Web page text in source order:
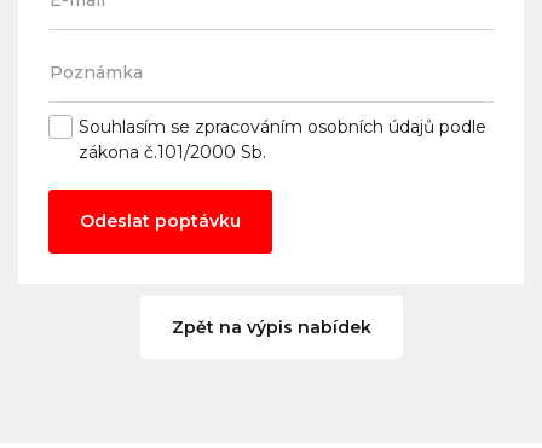
Souhlasím se zpracováním osobních údajů podle
zákona č.101/2000 Sb.
Odeslat poptávku
Zpět na výpis nabídek